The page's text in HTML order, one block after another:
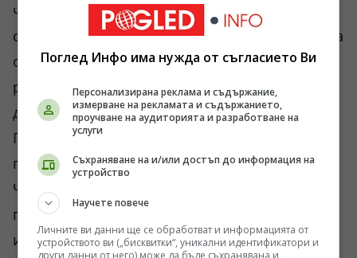
четири години война все по-голяма част от
операциите се насочват към възприятията на
обществата. Фронтовата линия остава
решаваща, но политическата устойчивост на
държавите също се превръща в бойно поле.
Поради това твърденията за бъдещ „Кримски
гамбит“ следва да се разглеждат внимателно.
Част от тях може да отразяват реални
планове. Част може да представляват
информационен натиск. А част вероятно са
Поглед Инфо има нужда от съгласието Ви
Персонализирана реклама и съдържание,
измерване на рекламата и съдържанието,
проучване на аудиторията и разработване на
услуги
Съхраняване на и/или достъп до информация на
устройство
Научете повече
Личните ви данни ще се обработват и информацията от
устройството ви („бисквитки“, уникални идентификатори и
други данни от него) може да бъде съхранявана и